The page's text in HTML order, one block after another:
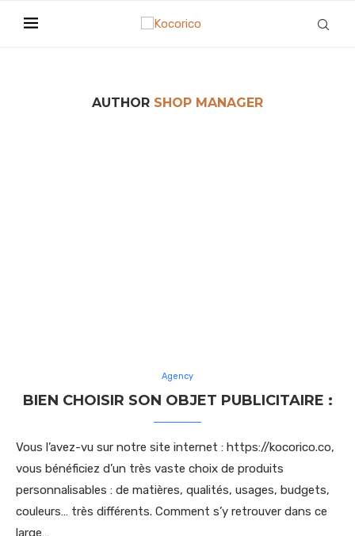
AUTHOR SHOP MANAGER
Agency
BIEN CHOISIR SON OBJET PUBLICITAIRE :
Vous l’avez-vu sur notre site internet : https://kocorico.co,
vous bénéficiez d’un très vaste choix de produits
personnalisables : de matières, qualités, usages, budgets,
couleurs… très différents. Comment s’y retrouver dans ce
large…